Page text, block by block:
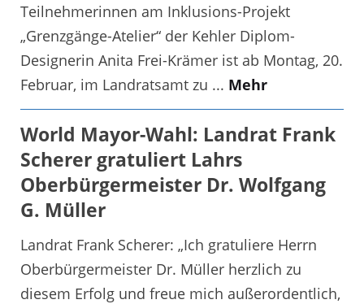
Teilnehmerinnen am Inklusions-Projekt
„Grenzgänge-Atelier“ der Kehler Diplom-
Designerin Anita Frei-Krämer ist ab Montag, 20.
Februar, im Landratsamt zu ... Mehr
World Mayor-Wahl: Landrat Frank
Scherer gratuliert Lahrs
Oberbürgermeister Dr. Wolfgang
G. Müller
Landrat Frank Scherer: „Ich gratuliere Herrn
Oberbürgermeister Dr. Müller herzlich zu
diesem Erfolg und freue mich außerordentlich,